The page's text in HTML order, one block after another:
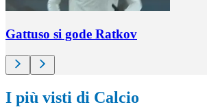
Gattuso si gode Ratkov
I più visti di Calcio